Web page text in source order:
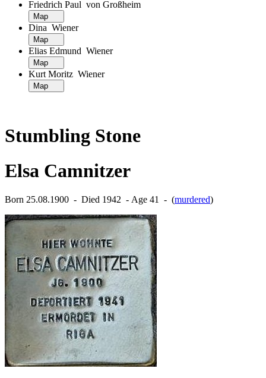
Friedrich Paul von Großheim
Dina Wiener
Elias Edmund Wiener
Kurt Moritz Wiener
Stumbling Stone
Elsa Camnitzer
Born 25.08.1900 ‐ Died 1942 ‐ Age 41 ‐ (murdered)